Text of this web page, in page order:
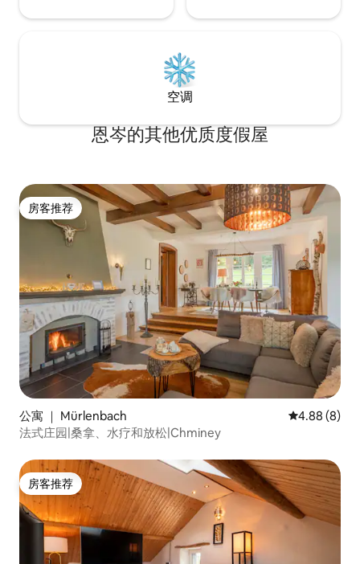
空调
恩岑的其他优质度假屋
房客推荐
房客推荐
公寓 ｜ Mürlenbach 平均评分
4.88 (8)
法式庄园|桑拿、水疗和放松|Chminey
房客推荐
房客推荐